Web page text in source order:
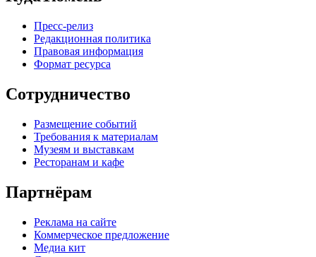
Пресс-релиз
Редакционная политика
Правовая информация
Формат ресурса
Сотрудничество
Размещение событий
Требования к материалам
Музеям и выставкам
Ресторанам и кафе
Партнёрам
Реклама на сайте
Коммерческое предложение
Медиа кит